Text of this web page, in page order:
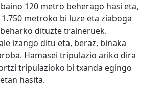
120 metro beherago hasi eta,
metroko bi luze eta ziaboga
dituzte traineruek.
izango ditu eta, beraz, binaka
Hamasei tripulazio ariko dira
tripulazioko bi txanda egingo
hasita.